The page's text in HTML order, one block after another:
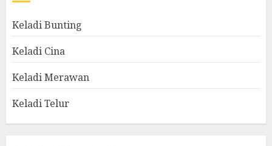
Keladi Bunting
Keladi Cina
Keladi Merawan
Keladi Telur